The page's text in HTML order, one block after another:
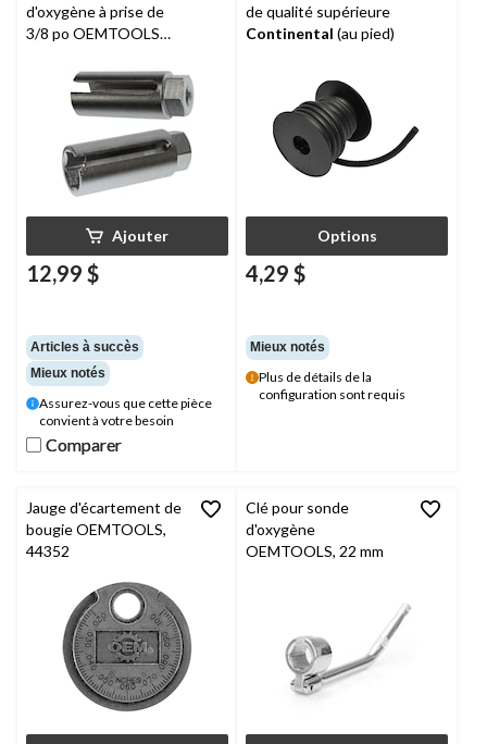
d'oxygène à prise de
3/8 po OEMTOOLS
côté, 22 mm, 44001
Ajouter
12,99 $
Articles à succès
Mieux notés
Assurez-vous que cette pièce
convient à votre besoin
Comparer
Comparer
de qualité supérieure
Continental (au pied)
Options
4,29 $
Mieux notés
Plus de détails de la
configuration sont requis
Jauge d'écartement de
bougie OEMTOOLS,
44352
Clé pour sonde
d'oxygène
OEMTOOLS, 22 mm